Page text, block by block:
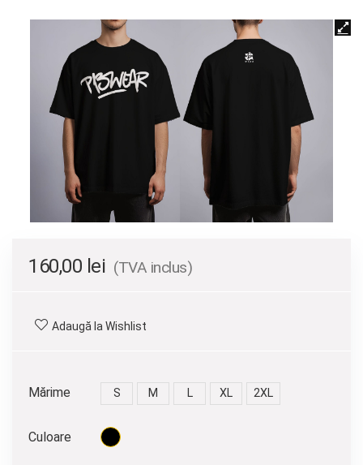
160,00 lei (TVA inclus)
Adaugă la Wishlist
Mărime S M L XL 2XL
Culoare